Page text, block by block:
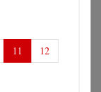
11
12